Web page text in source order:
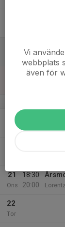
19
Mån
21
Ons
18:30
20:00
22
Tor
Vi
webbplats
även för